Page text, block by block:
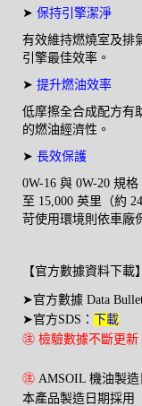
➤ 保持引擎潔淨
有效維持燃燒室及排
引擎最佳效率。
➤ 提升燃油效率
低摩擦全合成配方有
的燃油經濟性。
➤ 長效保護
0W-16 與 0W-20 規
至 15,000 英里（約
苛使用環境則依車廠
【官方數據資料下載
➤官方數據 Data
➤官方SDS：
下載
㊟ 檢驗數據不斷更
㊟ AMSOIL 機油製造
本產品製造日期採用